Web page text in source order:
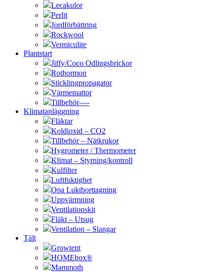
Lecakulor
Perlit
Jordförbättring
Rockwool
Vermiculite
Plantstart
Jiffy/Coco Odlingsbrickor
Rothormon
Sticklingpropagator
Värmemattor
Tillbehör—-
Klimatanläggning
Fläktar
Koldioxid – CO2
Tillbehör – Nätkrukor
Hygrometer / Thermometer
Klimat – Styrning/kontroll
Kulfilter
Luftfuktighet
Ona Luktborttagning
Uppvärmning
Ventilationskit
Fläkt – Utsug
Ventilation – Slangar
Tält
Growtent
HOMEbox®
Mammoth